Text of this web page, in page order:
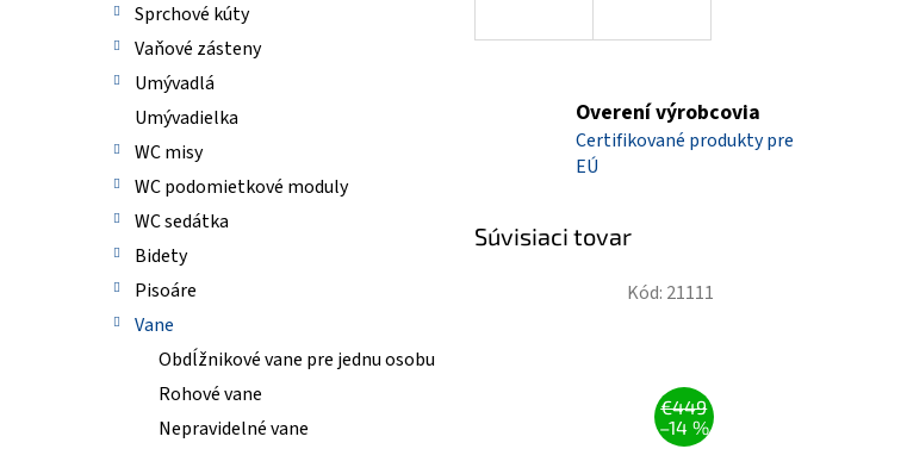
Sprchové kúty
Vaňové zásteny
Umývadlá
Umývadielka
WC misy
WC podomietkové moduly
WC sedátka
Bidety
Pisoáre
Vane
Obdĺžnikové vane pre jednu osobu
Rohové vane
Nepravidelné vane
Overení výrobcovia
Certifikované produkty pre
EÚ
Súvisiaci tovar
€449
–14 %
Kód: 21111